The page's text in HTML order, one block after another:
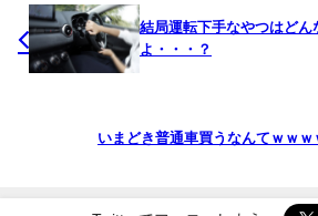
結局運転下手なやつはどん
よ・・・？
いまどき普通車買うなんてｗｗｗ